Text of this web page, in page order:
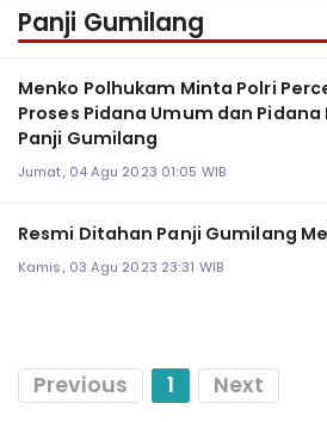
Panji Gumilang
Menko Polhukam Minta Polri
Proses Pidana Umum dan Pidana
Panji Gumilang
Jumat, 04 Agu 2023 01:05 WIB
Resmi Ditahan Panji Gumilang
Kamis, 03 Agu 2023 23:31 WIB
Previous 1 Next